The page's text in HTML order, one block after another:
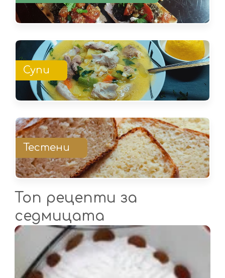
Супи
Тестени
Топ рецепти за
седмицата